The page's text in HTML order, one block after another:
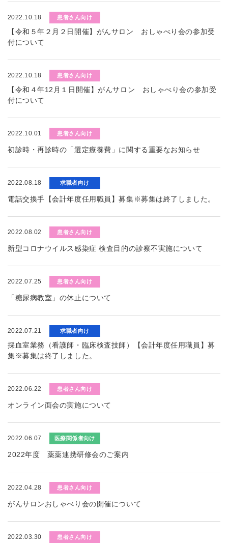
2022.10.18 患者さん向け
【令和５年２月２日開催】がんサロン おしゃべり会の参加受
付について
2022.10.18 患者さん向け
【令和４年12月１日開催】がんサロン おしゃべり会の参加受
付について
2022.10.01 患者さん向け
初診時・再診時の「選定療養費」に関する重要なお知らせ
2022.08.18 求職者向け
電話交換手【会計年度任用職員】募集※募集は終了しました。
2022.08.02 患者さん向け
新型コロナウイルス感染症 検査目的の診察不実施について
2022.07.25 患者さん向け
「糖尿病教室」の休止について
2022.07.21 求職者向け
採血室業務（看護師・臨床検査技師）【会計年度任用職員】募
集※募集は終了しました。
2022.06.22 患者さん向け
オンライン面会の実施について
2022.06.07 医療関係者向け
2022年度 薬薬連携研修会のご案内
2022.04.28 患者さん向け
がんサロンおしゃべり会の開催について
2022.03.30 患者さん向け